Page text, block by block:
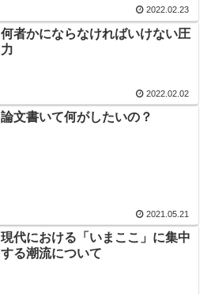
2022.02.23
何者かにならなければいけない圧
力
2022.02.02
論文書いて何がしたいの？
2021.05.21
現代における「いまここ」に集中
する潮流について